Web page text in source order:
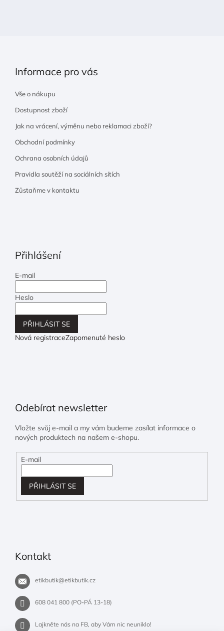
Informace pro vás
Vše o nákupu
Dostupnost zboží
Jak na vrácení, výměnu nebo reklamaci zboží?
Obchodní podmínky
Ochrana osobních údajů
Pravidla soutěží na sociálních sítích
Zůstaňme v kontaktu
Přihlášení
E-mail
Heslo
PŘIHLÁSIT SE
Nová registraceZapomenuté heslo
Odebírat newsletter
Vložte svůj e-mail a my vám budeme zasílat informace o
nových produktech na našem e-shopu.
E-mail
PŘIHLÁSIT SE
Kontakt
etikbutik@etikbutik.cz
608 041 800 (PO-PÁ 13-18)
Lajkněte nás na FB, aby Vám nic neuniklo!